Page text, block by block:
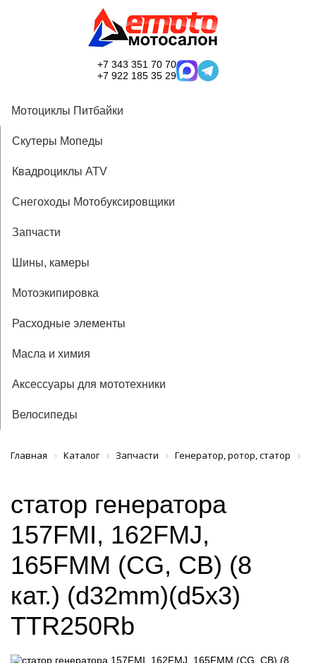
+7 343 351 70 70
+7 922 185 35 29
Мотоциклы Питбайки
Скутеры Мопеды
Квадроциклы ATV
Снегоходы Мотобуксировщики
Запчасти
Шины, камеры
Мотоэкипировка
Расходные элементы
Масла и химия
Аксессуары для мототехники
Велосипеды
Главная Каталог Запчасти Генератор, ротор, статор
статор генератора
157FMI, 162FMJ,
165FMM (CG, CB) (8
кат.) (d32mm)(d5x3)
TTR250Rb